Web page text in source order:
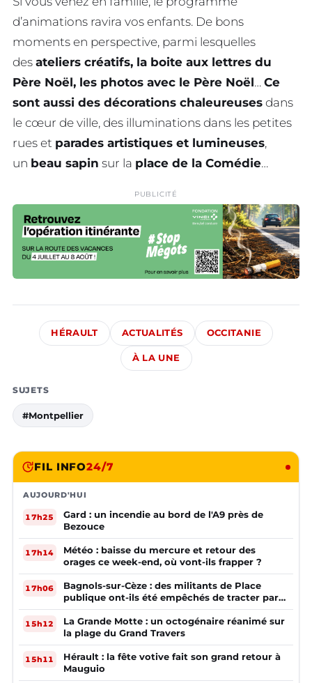
d’animations ravira vos enfants. De bons
moments en perspective, parmi lesquelles
des ateliers créatifs, la boite aux lettres du
Père Noël, les photos avec le Père Noël… Ce
sont aussi des décorations chaleureuses dans
le cœur de ville, des illuminations dans les petites
rues et parades artistiques et lumineuses,
un beau sapin sur la place de la Comédie…
PUBLICITÉ
HÉRAULT ACTUALITÉS OCCITANIE
À LA UNE
SUJETS
#Montpellier
FIL INFO24/7
AUJOURD'HUI
17h25
Gard : un incendie au bord de l'A9 près de
Bezouce
17h14
Météo : baisse du mercure et retour des
orages ce week-end, où vont-ils frapper ?
17h06
Bagnols-sur-Cèze : des militants de Place
publique ont-ils été empêchés de tracter par
la mairie ?
15h12
La Grande Motte : un octogénaire réanimé sur
la plage du Grand Travers
15h11
Hérault : la fête votive fait son grand retour à
Mauguio